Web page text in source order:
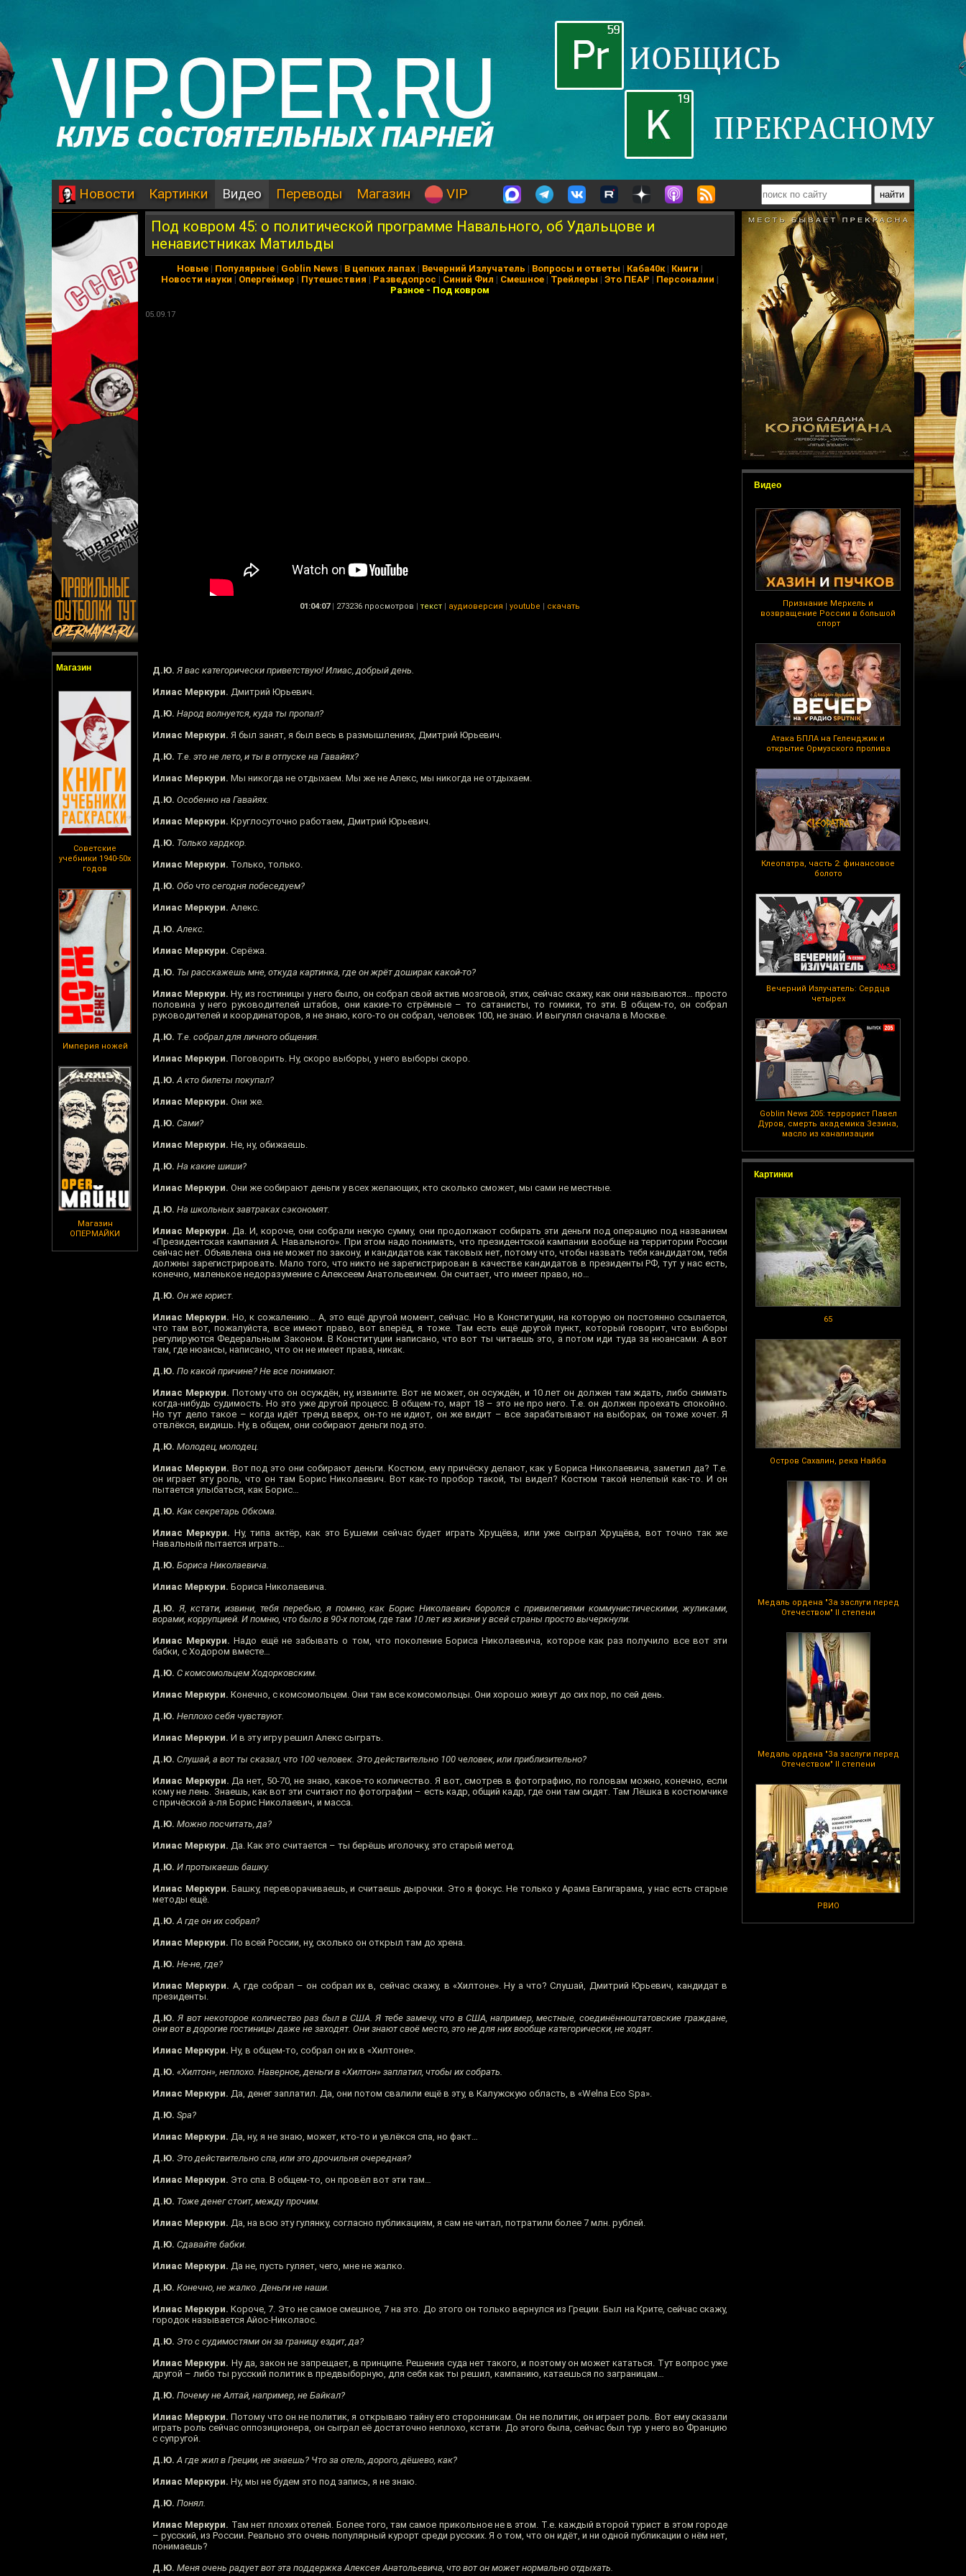
Новости Картинки Видео Переводы Магазин VIP
Магазин
Советские
учебники 1940-50х
годов
Империя ножей
Магазин
ОПЕРМАЙКИ
Видео
Признание Меркель и
возвращение России в большой
спорт
Атака БПЛА на Геленджик и
открытие Ормузского пролива
Клеопатра, часть 2: финансовое
болото
Вечерний Излучатель: Сердца
четырех
Goblin News 205: террорист Павел
Дуров, смерть академика Зезина,
масло из канализации
Картинки
65
Остров Сахалин, река Найба
Медаль ордена "За заслуги перед
Отечеством" II степени
Медаль ордена "За заслуги перед
Отечеством" II степени
РВИО
Под ковром 45: о политической программе Навального, об Удальцове и
ненавистниках Матильды
Новые | Популярные | Goblin News | В цепких лапах | Вечерний Излучатель | Вопросы и ответы | Каба40к| Книги |
Новости науки | Опергеймер | Путешествия | Разведопрос | Синий Фил | Смешное | Трейлеры | Это ПЕАР | Персоналии |
Разное - Под ковром
05.09.17
01:04:07 | 273236 просмотров | текст | аудиоверсия | youtube | скачать
Д.Ю. Я вас категорически приветствую! Илиас, добрый день.
Илиас Меркури. Дмитрий Юрьевич.
Д.Ю. Народ волнуется, куда ты пропал?
Илиас Меркури. Я был занят, я был весь в размышлениях, Дмитрий Юрьевич.
Д.Ю. Т.е. это не лето, и ты в отпуске на Гавайях?
Илиас Меркури. Мы никогда не отдыхаем. Мы же не Алекс, мы никогда не отдыхаем.
Д.Ю. Особенно на Гавайях.
Илиас Меркури. Круглосуточно работаем, Дмитрий Юрьевич.
Д.Ю. Только хардкор.
Илиас Меркури. Только, только.
Д.Ю. Обо что сегодня побеседуем?
Илиас Меркури. Алекс.
Д.Ю. Алекс.
Илиас Меркури. Серёжа.
Д.Ю. Ты расскажешь мне, откуда картинка, где он жрёт доширак какой-то?
Илиас Меркури. Ну, из гостиницы у него было, он собрал свой актив мозговой, этих, сейчас скажу, как они называются… просто
половина у него руководителей штабов, они какие-то стрёмные – то сатанисты, то гомики, то эти. В общем-то, он собрал
руководителей и координаторов, я не знаю, кого-то он собрал, человек 100, не знаю. И выгулял сначала в Москве.
Д.Ю. Т.е. собрал для личного общения.
Илиас Меркури. Поговорить. Ну, скоро выборы, у него выборы скоро.
Д.Ю. А кто билеты покупал?
Илиас Меркури. Они же.
Д.Ю. Сами?
Илиас Меркури. Не, ну, обижаешь.
Д.Ю. На какие шиши?
Илиас Меркури. Они же собирают деньги у всех желающих, кто сколько сможет, мы сами не местные.
Д.Ю. На школьных завтраках сэкономят.
Илиас Меркури. Да. И, короче, они собрали некую сумму, они продолжают собирать эти деньги под операцию под названием
«Президентская кампания А. Навального». При этом надо понимать, что президентской кампании вообще на территории России
сейчас нет. Объявлена она не может по закону, и кандидатов как таковых нет, потому что, чтобы назвать тебя кандидатом, тебя
должны зарегистрировать. Мало того, что никто не зарегистрирован в качестве кандидатов в президенты РФ, тут у нас есть,
конечно, маленькое недоразумение с Алексеем Анатольевичем. Он считает, что имеет право, но…
Д.Ю. Он же юрист.
Илиас Меркури. Но, к сожалению… А, это ещё другой момент, сейчас. Но в Конституции, на которую он постоянно ссылается,
что там вот, пожалуйста, все имеют право, вот вперёд, я тоже. Там есть ещё другой пункт, который говорит, что выборы
регулируются Федеральным Законом. В Конституции написано, что вот ты читаешь это, а потом иди туда за нюансами. А вот
там, где нюансы, написано, что он не имеет права, никак.
Д.Ю. По какой причине? Не все понимают.
Илиас Меркури. Потому что он осуждён, ну, извините. Вот не может, он осуждён, и 10 лет он должен там ждать, либо снимать
когда-нибудь судимость. Но это уже другой процесс. В общем-то, март 18 – это не про него. Т.е. он должен проехать спокойно.
Но тут дело такое – когда идёт тренд вверх, он-то не идиот, он же видит – все зарабатывают на выборах, он тоже хочет. Я
отвлёкся, видишь. Ну, в общем, они собирают деньги под это.
Д.Ю. Молодец, молодец.
Илиас Меркури. Вот под это они собирают деньги. Костюм, ему причёску делают, как у Бориса Николаевича, заметил да? Т.е.
он играет эту роль, что он там Борис Николаевич. Вот как-то пробор такой, ты видел? Костюм такой нелепый как-то. И он
пытается улыбаться, как Борис…
Д.Ю. Как секретарь Обкома.
Илиас Меркури. Ну, типа актёр, как это Бушеми сейчас будет играть Хрущёва, или уже сыграл Хрущёва, вот точно так же
Навальный пытается играть…
Д.Ю. Бориса Николаевича.
Илиас Меркури. Бориса Николаевича.
Д.Ю. Я, кстати, извини, тебя перебью, я помню, как Борис Николаевич боролся с привилегиями коммунистическими, жуликами,
ворами, коррупцией. И помню, что было в 90-х потом, где там 10 лет из жизни у всей страны просто вычеркнули.
Илиас Меркури. Надо ещё не забывать о том, что поколение Бориса Николаевича, которое как раз получило все вот эти
бабки, с Ходором вместе…
Д.Ю. С комсомольцем Ходорковским.
Илиас Меркури. Конечно, с комсомольцем. Они там все комсомольцы. Они хорошо живут до сих пор, по сей день.
Д.Ю. Неплохо себя чувствуют.
Илиас Меркури. И в эту игру решил Алекс сыграть.
Д.Ю. Слушай, а вот ты сказал, что 100 человек. Это действительно 100 человек, или приблизительно?
Илиас Меркури. Да нет, 50-70, не знаю, какое-то количество. Я вот, смотрев в фотографию, по головам можно, конечно, если
кому не лень. Знаешь, как вот эти считают по фотографии – есть кадр, общий кадр, где они там сидят. Там Лёшка в костюмчике
с причёской а-ля Борис Николаевич, и масса.
Д.Ю. Можно посчитать, да?
Илиас Меркури. Да. Как это считается – ты берёшь иголочку, это старый метод.
Д.Ю. И протыкаешь башку.
Илиас Меркури. Башку, переворачиваешь, и считаешь дырочки. Это я фокус. Не только у Арама Евгигарама, у нас есть старые
методы ещё.
Д.Ю. А где он их собрал?
Илиас Меркури. По всей России, ну, сколько он открыл там до хрена.
Д.Ю. Не-не, где?
Илиас Меркури. А, где собрал – он собрал их в, сейчас скажу, в «Хилтоне». Ну а что? Слушай, Дмитрий Юрьевич, кандидат в
президенты.
Д.Ю. Я вот некоторое количество раз был в США. Я тебе замечу, что в США, например, местные, соединённоштатовские граждане,
они вот в дорогие гостиницы даже не заходят. Они знают своё место, это не для них вообще категорически, не ходят.
Илиас Меркури. Ну, в общем-то, собрал он их в «Хилтоне».
Д.Ю. «Хилтон», неплохо. Наверное, деньги в «Хилтон» заплатил, чтобы их собрать.
Илиас Меркури. Да, денег заплатил. Да, они потом свалили ещё в эту, в Калужскую область, в «Welna Eco Spa».
Д.Ю. Spa?
Илиас Меркури. Да, ну, я не знаю, может, кто-то и увлёкся спа, но факт…
Д.Ю. Это действительно спа, или это дрочильня очередная?
Илиас Меркури. Это спа. В общем-то, он провёл вот эти там…
Д.Ю. Тоже денег стоит, между прочим.
Илиас Меркури. Да, на всю эту гулянку, согласно публикациям, я сам не читал, потратили более 7 млн. рублей.
Д.Ю. Сдавайте бабки.
Илиас Меркури. Да не, пусть гуляет, чего, мне не жалко.
Д.Ю. Конечно, не жалко. Деньги не наши.
Илиас Меркури. Короче, 7. Это не самое смешное, 7 на это. До этого он только вернулся из Греции. Был на Крите, сейчас скажу,
городок называется Айос-Николаос.
Д.Ю. Это с судимостями он за границу ездит, да?
Илиас Меркури. Ну да, закон не запрещает, в принципе. Решения суда нет такого, и поэтому он может кататься. Тут вопрос уже
другой – либо ты русский политик в предвыборную, для себя как ты решил, кампанию, катаешься по заграницам…
Д.Ю. Почему не Алтай, например, не Байкал?
Илиас Меркури. Потому что он не политик, я открываю тайну его сторонникам. Он не политик, он играет роль. Вот ему сказали
играть роль сейчас оппозиционера, он сыграл её достаточно неплохо, кстати. До этого была, сейчас был тур у него во Францию
с супругой.
Д.Ю. А где жил в Греции, не знаешь? Что за отель, дорого, дёшево, как?
Илиас Меркури. Ну, мы не будем это под запись, я не знаю.
Д.Ю. Понял.
Илиас Меркури. Там нет плохих отелей. Более того, там самое прикольное не в этом. Т.е. каждый второй турист в этом городе
– русский, из России. Реально это очень популярный курорт среди русских. Я о том, что он идёт, и ни одной публикации о нём нет,
понимаешь?
Д.Ю. Меня очень радует вот эта поддержка Алексея Анатольевича, что вот он может нормально отдыхать.